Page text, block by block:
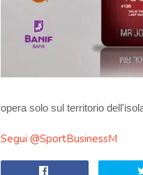
opera solo sul territorio
Segui @SportBusinessM